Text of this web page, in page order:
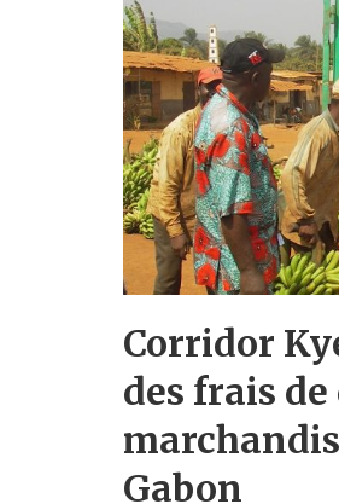
Corridor
des frais de
Gabon